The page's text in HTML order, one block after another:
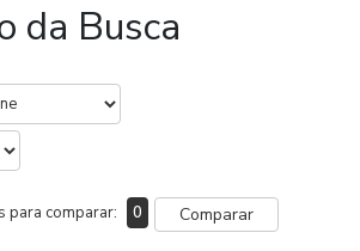
da Busca
para comparar: 0 Comparar